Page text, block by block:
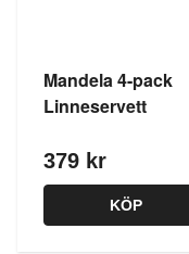
Mandela 4-pack
Linneservett
379 kr
KÖP